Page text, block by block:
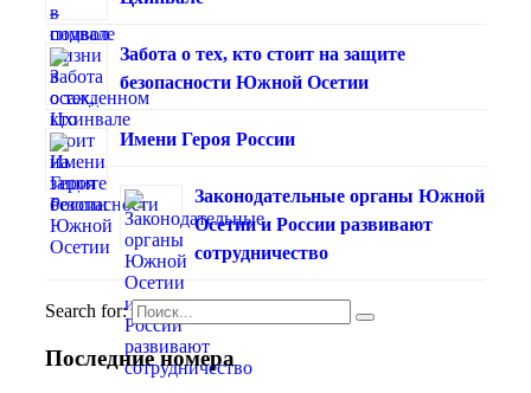
Забота о тех, кто стоит на защите
безопасности Южной Осетии
Имени Героя России
Законодательные органы Южной
Осетии и России развивают
сотрудничество
Search for:
Последние номера